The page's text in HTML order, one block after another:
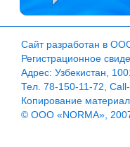
Сайт разработан в
Регистрационное
Адрес: Узбекистан,
Тел. 78-150-11-72,
Копирование
© ООО «NORMA»,